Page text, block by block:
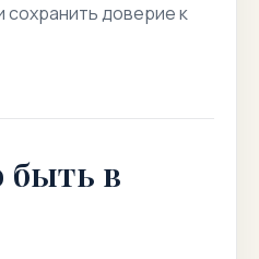
сохранить доверие к
быть в